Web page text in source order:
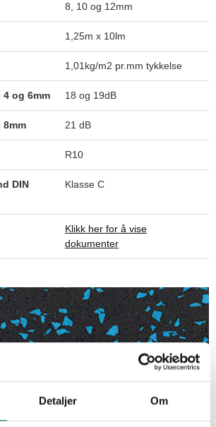
Detaljer Om
8, 10 og 12mm
1,25m x 10lm
1,01kg/m2 pr.mm tykkelse
og 6mm 18 og 19dB
21 dB
R10
DIN
Klasse C
Klikk her for å vise
dokumenter